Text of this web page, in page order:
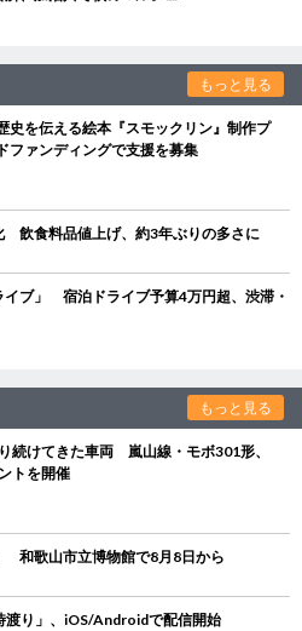
もっと見る
史を伝える絵本『スモックリン』制作プ
ァンディングで支援を募集
飲食料品値上げ、約3年ぶりの多さに
ブ」 宿泊ドライブ予算4万円超、渋滞・
もっと見る
続けてきた車両 嵐山線・モボ301形、
トを開催
和歌山市立博物館で8月8日から
り」、iOS/Androidで配信開始